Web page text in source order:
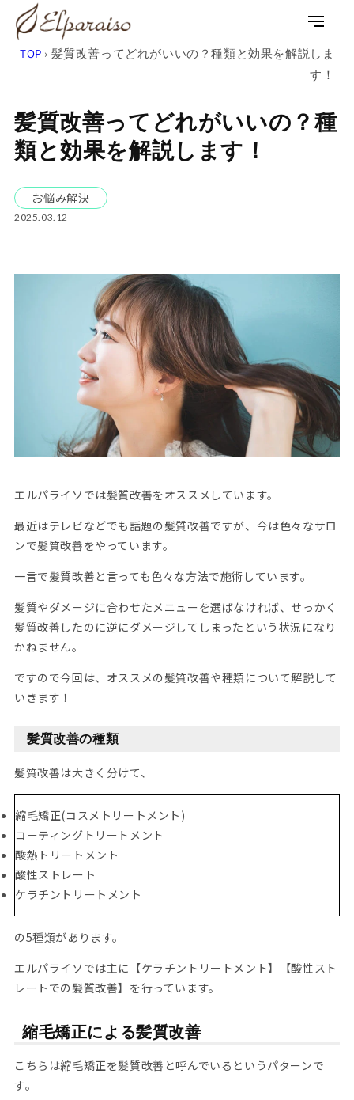
コンテ
ンツに
進む
イ ト
TOP › 髪質改善ってどれがいいの？種類と効果を解説しま
す！
髪質改善ってどれがいいの？種
類と効果を解説します！
お悩み解決
2025.03.12
エルパライソでは髪質改善をオススメしています。
最近はテレビなどでも話題の髪質改善ですが、今は色々なサロ
ンで髪質改善をやっています。
一言で髪質改善と言っても色々な方法で施術しています。
髪質やダメージに合わせたメニューを選ばなければ、せっかく
髪質改善したのに逆にダメージしてしまったという状況になり
かねません。
ですので今回は、オススメの髪質改善や種類について解説して
いきます！
髪質改善の種類
髪質改善は大きく分けて、
縮毛矯正(コスメトリートメント)
コーティングトリートメント
酸熱トリートメント
酸性ストレート
ケラチントリートメント
の5種類があります。
エルパライソでは主に【ケラチントリートメント】【酸性スト
レートでの髪質改善】を行っています。
縮毛矯正による髪質改善
こちらは縮毛矯正を髪質改善と呼んでいるというパターンで
す。